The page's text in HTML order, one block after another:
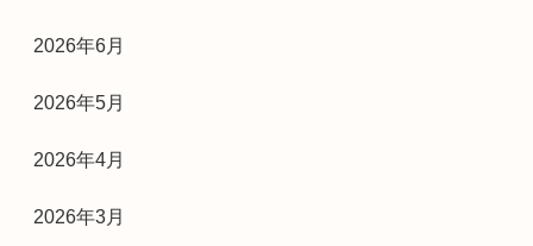
2026年6月
2026年5月
2026年4月
2026年3月